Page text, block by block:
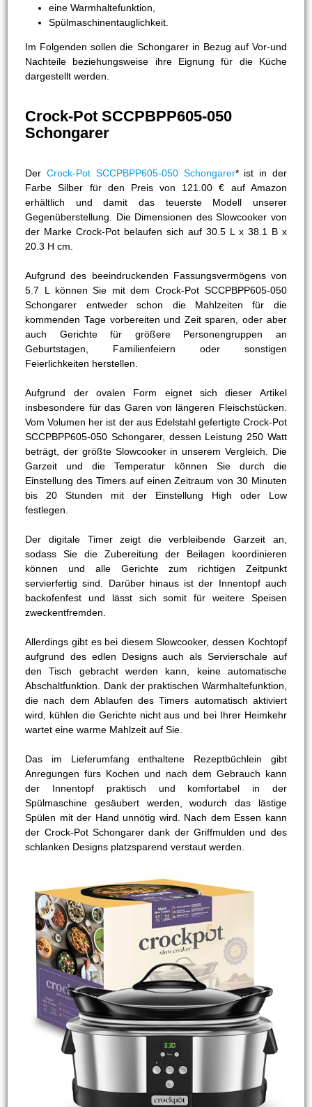
eine Warmhaltefunktion,
Spülmaschinentauglichkeit.
Im Folgenden sollen die Schongarer in Bezug auf Vor-und
Nachteile beziehungsweise ihre Eignung für die Küche
dargestellt werden.
Crock-Pot SCCPBPP605-050
Schongarer
Der Crock-Pot SCCPBPP605-050 Schongarer* ist in der
Farbe Silber für den Preis von 121.00 € auf Amazon
erhältlich und damit das teuerste Modell unserer
Gegenüberstellung. Die Dimensionen des Slowcooker von
der Marke Crock-Pot belaufen sich auf 30.5 L x 38.1 B x
20.3 H cm.
Aufgrund des beeindruckenden Fassungsvermögens von
5.7 L können Sie mit dem Crock-Pot SCCPBPP605-050
Schongarer entweder schon die Mahlzeiten für die
kommenden Tage vorbereiten und Zeit sparen, oder aber
auch Gerichte für größere Personengruppen an
Geburtstagen, Familienfeiern oder sonstigen
Feierlichkeiten herstellen.
Aufgrund der ovalen Form eignet sich dieser Artikel
insbesondere für das Garen von längeren Fleischstücken.
Vom Volumen her ist der aus Edelstahl gefertigte Crock-Pot
SCCPBPP605-050 Schongarer, dessen Leistung 250 Watt
beträgt, der größte Slowcooker in unserem Vergleich. Die
Garzeit und die Temperatur können Sie durch die
Einstellung des Timers auf einen Zeitraum von 30 Minuten
bis 20 Stunden mit der Einstellung High oder Low
festlegen.
Der digitale Timer zeigt die verbleibende Garzeit an,
sodass Sie die Zubereitung der Beilagen koordinieren
können und alle Gerichte zum richtigen Zeitpunkt
servierfertig sind. Darüber hinaus ist der Innentopf auch
backofenfest und lässt sich somit für weitere Speisen
zweckentfremden.
Allerdings gibt es bei diesem Slowcooker, dessen Kochtopf
aufgrund des edlen Designs auch als Servierschale auf
den Tisch gebracht werden kann, keine automatische
Abschaltfunktion. Dank der praktischen Warmhaltefunktion,
die nach dem Ablaufen des Timers automatisch aktiviert
wird, kühlen die Gerichte nicht aus und bei Ihrer Heimkehr
wartet eine warme Mahlzeit auf Sie.
Das im Lieferumfang enthaltene Rezeptbüchlein gibt
Anregungen fürs Kochen und nach dem Gebrauch kann
der Innentopf praktisch und komfortabel in der
Spülmaschine gesäubert werden, wodurch das lästige
Spülen mit der Hand unnötig wird. Nach dem Essen kann
der Crock-Pot Schongarer dank der Griffmulden und des
schlanken Designs platzsparend verstaut werden.